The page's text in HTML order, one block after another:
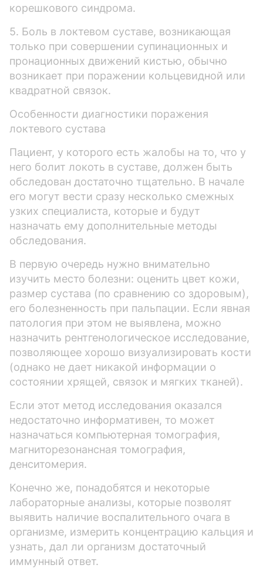
корешкового синдрома.
5. Боль в локтевом суставе, возникающая
только при совершении супинационных и
пронационных движений кистью, обычно
возникает при поражении кольцевидной или
квадратной связок.
Особенности диагностики поражения
локтевого сустава
Пациент, у которого есть жалобы на то, что у
него болит локоть в суставе, должен быть
обследован достаточно тщательно. В начале
его могут вести сразу несколько смежных
узких специалиста, которые и будут
назначать ему дополнительные методы
обследования.
В первую очередь нужно внимательно
изучить место болезни: оценить цвет кожи,
размер сустава (по сравнению со здоровым),
его болезненность при пальпации. Если явная
патология при этом не выявлена, можно
назначить рентгенологическое исследование,
позволяющее хорошо визуализировать кости
(однако не дает никакой информации о
состоянии хрящей, связок и мягких тканей).
Если этот метод исследования оказался
недостаточно информативен, то может
назначаться компьютерная томография,
магниторезонансная томография,
денситомерия.
Конечно же, понадобятся и некоторые
лабораторные анализы, которые позволят
выявить наличие воспалительного очага в
организме, измерить концентрацию кальция и
узнать, дал ли организм достаточный
иммунный ответ.